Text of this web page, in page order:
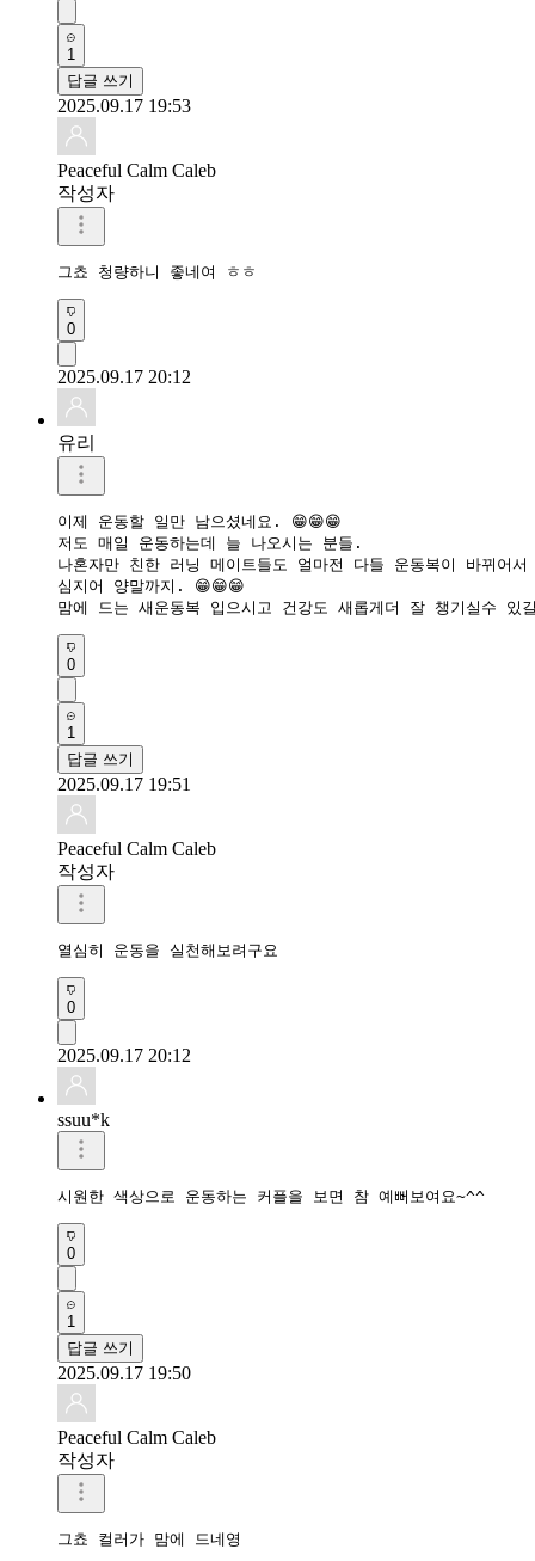
1
답글 쓰기
2025.09.17 19:53
Peaceful Calm Caleb
작성자
그쵸 청량하니 좋네여 ㅎㅎ
0
2025.09.17 20:12
유리
이제 운동할 일만 남으셨네요. 😁😁😁
저도 매일 운동하는데 늘 나오시는 분들.
나혼자만 친한 러닝 메이트들도 얼마전 다들 운동복이 바뀌어서
심지어 양말까지. 😁😁😁
맘에 드는 새운동복 입으시고 건강도 새롭게더 잘 챙기실수 있
0
1
답글 쓰기
2025.09.17 19:51
Peaceful Calm Caleb
작성자
열심히 운동을 실천해보려구요
0
2025.09.17 20:12
ssuu*k
시원한 색상으로 운동하는 커플을 보면 참 예뻐보여요~^^
0
1
답글 쓰기
2025.09.17 19:50
Peaceful Calm Caleb
작성자
그쵸 컬러가 맘에 드네영